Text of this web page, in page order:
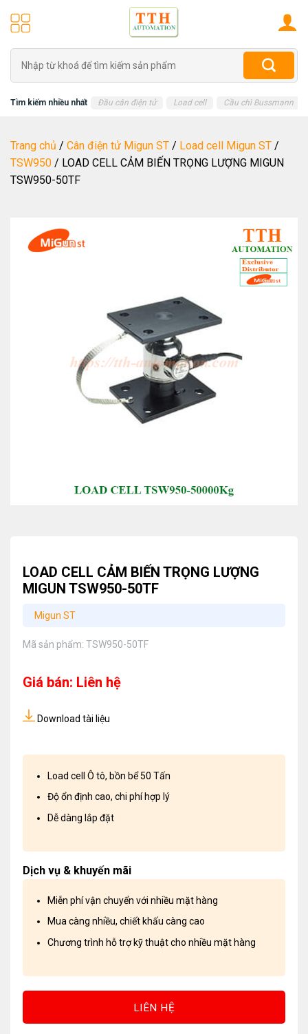
kiếm:
Tìm kiếm nhiều nhất Đầu cân điện tử Load cell Cầu chì Bussmann
Trang chủ / Cân điện tử Migun ST / Load cell Migun ST /
TSW950 / LOAD CELL CẢM BIẾN TRỌNG LƯỢNG MIGUN
TSW950-50TF
LOAD CELL CẢM BIẾN TRỌNG LƯỢNG
MIGUN TSW950-50TF
Migun ST
Mã sản phẩm: TSW950-50TF
Giá bán: Liên hệ
Download tài liệu
Load cell Ô tô, bồn bể 50 Tấn
Độ ổn định cao, chi phí hợp lý
Dễ dàng lắp đặt
Dịch vụ & khuyến mãi
Miễn phí vận chuyển với nhiều mặt hàng
Mua càng nhiều, chiết khấu càng cao
Chương trình hỗ trợ kỹ thuật cho nhiều mặt hàng
LIÊN HỆ